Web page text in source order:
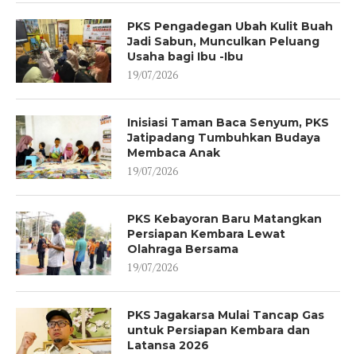
PKS Pengadegan Ubah Kulit Buah
Jadi Sabun, Munculkan Peluang
Usaha bagi Ibu -Ibu
19/07/2026
Inisiasi Taman Baca Senyum, PKS
Jatipadang Tumbuhkan Budaya
Membaca Anak
19/07/2026
PKS Kebayoran Baru Matangkan
Persiapan Kembara Lewat
Olahraga Bersama
19/07/2026
PKS Jagakarsa Mulai Tancap Gas
untuk Persiapan Kembara dan
Latansa 2026